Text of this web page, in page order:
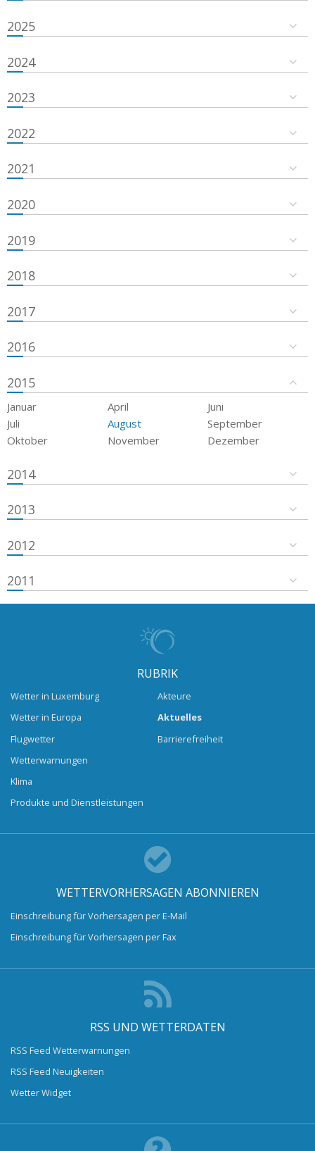
2025
2024
2023
2022
2021
2020
2019
2018
2017
2016
2015
Januar April
Juni
Juli
August
September
Oktober
November Dezember
2014
2013
2012
2011
RUBRIK
Wetter in Luxemburg
Wetter in Europa
Flugwetter
Wetterwarnungen
Klima
Produkte und Dienstleistungen
Akteure
Aktuelles
Barrierefreiheit
WETTERVORHERSAGEN ABONNIEREN
Einschreibung für Vorhersagen per E-Mail
Einschreibung für Vorhersagen per Fax
RSS UND WETTERDATEN
RSS Feed Wetterwarnungen
RSS Feed Neuigkeiten
Wetter Widget